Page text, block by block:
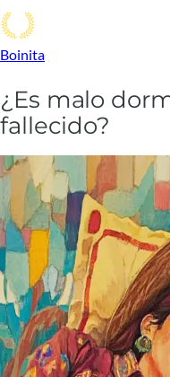
Boinita
¿Es malo
fallecido?